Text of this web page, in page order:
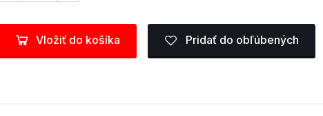
Vložiť do košíka Pridať do obľúbených